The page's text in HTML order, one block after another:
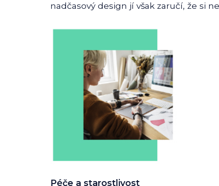
nadčasový design jí však zaručí, že si
Péče a starostlivost